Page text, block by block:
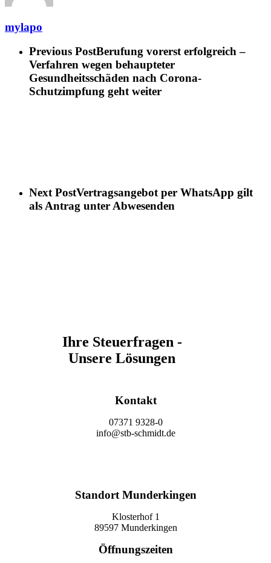
mylapo
Previous PostBerufung vorerst erfolgreich –
Verfahren wegen behaupteter
Gesundheitsschäden nach Corona-
Schutzimpfung geht weiter
Next PostVertragsangebot per WhatsApp gilt
als Antrag unter Abwesenden
Ihre Steuerfragen -
Unsere Lösungen
Kontakt
07371 9328-0
info@stb-schmidt.de
Standort Munderkingen
Klosterhof 1
89597 Munderkingen
Öffnungszeiten